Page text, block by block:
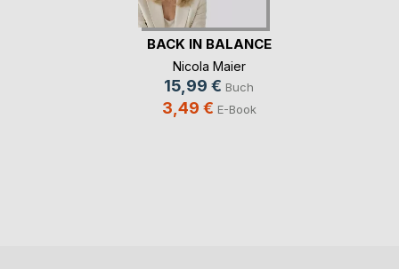
BACK IN BALANCE
Nicola Maier
15,99 € Buch
3,49 € E-Book